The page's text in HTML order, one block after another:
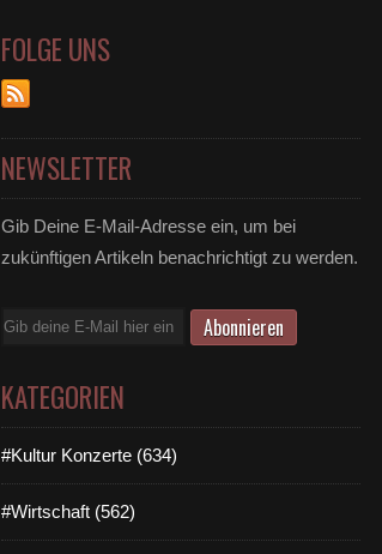
FOLGE UNS
NEWSLETTER
Gib Deine E-Mail-Adresse ein, um bei
zukünftigen Artikeln benachrichtigt zu werden.
E-
KATEGORIEN
#Kultur Konzerte (634)
#Wirtschaft (562)